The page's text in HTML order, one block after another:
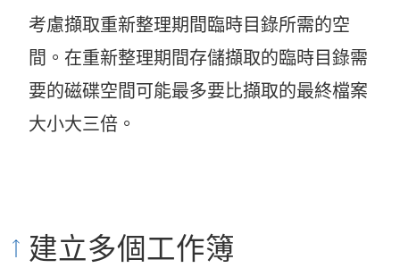
考慮擷取重新整理期間臨時目錄所需的空
間。在重新整理期間存儲擷取的臨時目錄需
要的磁碟空間可能最多要比擷取的最終檔案
大小大三倍。
建立多個工作簿